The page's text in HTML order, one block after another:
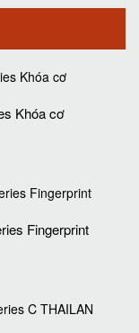
Khóa cơ
Fingerprint